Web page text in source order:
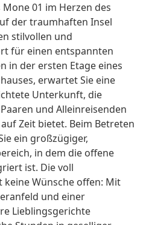
01 im Herzen des
der traumhaften Insel
stilvollen und
für einen entspannten
in der ersten Etage eines
erwartet Sie eine
Unterkunft, die
und Alleinreisenden
Zeit bietet. Beim Betreten
ein großzügiger,
in dem die offene
ist. Die voll
keine Wünsche offen: Mit
und einer
Lieblingsgerichte